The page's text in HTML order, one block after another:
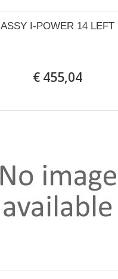
ASSY I-POWER 14 LEFT
€ 455,04